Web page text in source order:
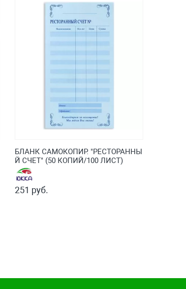
БЛАНК САМОКОПИР. "РЕСТОРАННЫ
Й СЧЕТ" (50 КОПИЙ/100 ЛИСТ)
251 руб.